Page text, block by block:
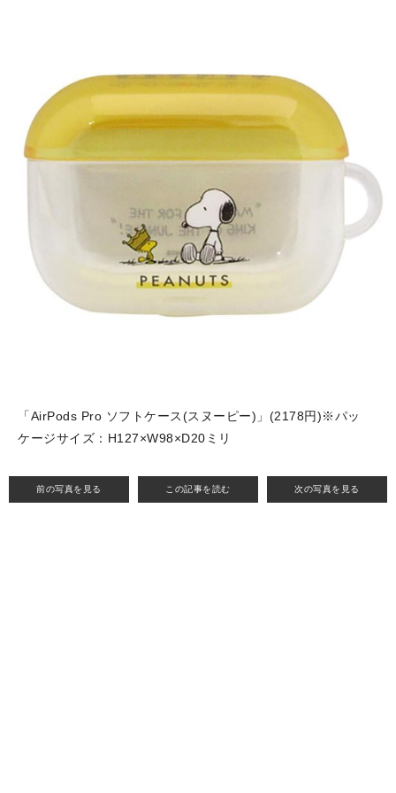
前の写真を見る この記事を読む 次の写真を見る
「AirPods Pro ソフトケース(スヌーピー)」(2178円)※パッ
ケージサイズ：H127×W98×D20ミリ